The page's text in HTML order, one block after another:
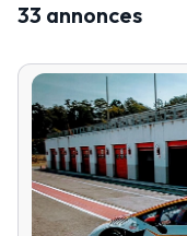
33 annonces